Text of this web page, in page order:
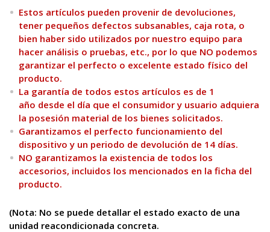
Estos artículos pueden provenir de devoluciones,
tener pequeños defectos subsanables, caja rota, o
bien haber sido utilizados por nuestro equipo para
hacer análisis o pruebas, etc., por lo que NO podemos
garantizar el perfecto o excelente estado físico del
producto.
La garantía de todos estos artículos es de 1
año desde el día que el consumidor y usuario adquiera
la posesión material de los bienes solicitados.
Garantizamos el perfecto funcionamiento del
dispositivo y un periodo de devolución de 14 días.
NO garantizamos la existencia de todos los
accesorios, incluidos los mencionados en la ficha del
producto.
(Nota: No se puede detallar el estado exacto de una
unidad reacondicionada concreta.